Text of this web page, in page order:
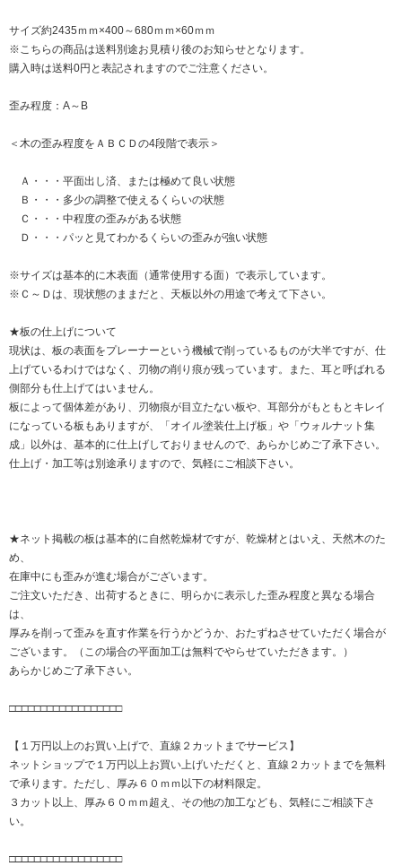
サイズ約2435ｍｍ×400～680ｍｍ×60ｍｍ
※こちらの商品は送料別途お見積り後のお知らせとなります。
購入時は送料0円と表記されますのでご注意ください。
歪み程度：A～B
＜木の歪み程度をＡＢＣＤの4段階で表示＞
Ａ・・・平面出し済、または極めて良い状態
Ｂ・・・多少の調整で使えるくらいの状態
Ｃ・・・中程度の歪みがある状態
Ｄ・・・パッと見てわかるくらいの歪みが強い状態
※サイズは基本的に木表面（通常使用する面）で表示しています。
※Ｃ～Ｄは、現状態のままだと、天板以外の用途で考えて下さい。
★板の仕上げについて
現状は、板の表面をプレーナーという機械で削っているものが大半ですが、仕
上げているわけではなく、刃物の削り痕が残っています。また、耳と呼ばれる
側部分も仕上げてはいません。
板によって個体差があり、刃物痕が目立たない板や、耳部分がもともとキレイ
になっている板もありますが、「オイル塗装仕上げ板」や「ウォルナット集
成」以外は、基本的に仕上げしておりませんので、あらかじめご了承下さい。
仕上げ・加工等は別途承りますので、気軽にご相談下さい。
★ネット掲載の板は基本的に自然乾燥材ですが、乾燥材とはいえ、天然木のた
め、
在庫中にも歪みが進む場合がございます。
ご注文いただき、出荷するときに、明らかに表示した歪み程度と異なる場合
は、
厚みを削って歪みを直す作業を行うかどうか、おたずねさせていただく場合が
ございます。（この場合の平面加工は無料でやらせていただきます。）
あらかじめご了承下さい。
□□□□□□□□□□□□□□□□□□
【１万円以上のお買い上げで、直線２カットまでサービス】
ネットショップで１万円以上お買い上げいただくと、直線２カットまでを無料
で承ります。ただし、厚み６０ｍｍ以下の材料限定。
３カット以上、厚み６０ｍｍ超え、その他の加工なども、気軽にご相談下さ
い。
□□□□□□□□□□□□□□□□□□